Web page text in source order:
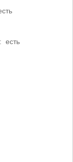
есть